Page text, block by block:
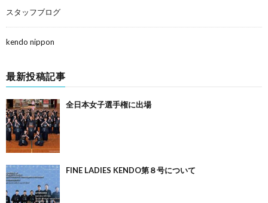
スタッフブログ
kendo nippon
最新投稿記事
全日本女子選手権に出場
FINE LADIES KENDO第８号について